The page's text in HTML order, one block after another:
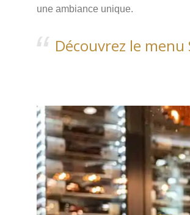
une ambiance unique.
Découvrez le menu